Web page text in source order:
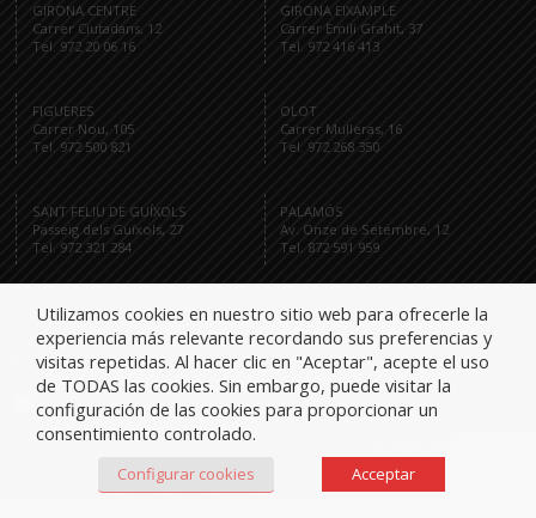
GIRONA CENTRE
Carrer Ciutadans, 12
Tel. 972 20 06 16
GIRONA EIXAMPLE
Carrer Emili Grahit, 37
Tel. 972 416 413
FIGUERES
Carrer Nou, 105
Tel. 972 500 821
OLOT
Carrer Mulleras, 16
Tel. 972 268 350
SANT FELIU DE GUÍXOLS
Passeig dels Guíxols, 27
Tel. 972 321 284
PALAMÓS
Av. Onze de Setembre, 12
Tel. 872 591 959
Tel.
Utilizamos cookies en nuestro sitio web para ofrecerle la
experiencia más relevante recordando sus preferencias y
visitas repetidas. Al hacer clic en "Aceptar", acepte el uso
de TODAS las cookies. Sin embargo, puede visitar la
configuración de las cookies para proporcionar un
consentimiento controlado.
Configurar cookies Acceptar